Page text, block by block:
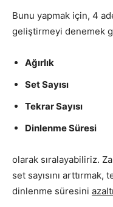
Bunu yapmak için, 4
geliştirmeyi denemek
Ağırlık
Set Sayısı
Tekrar Sayısı
Dinlenme Süresi
olarak sıralayabiliriz.
set sayısını arttırmak,
dinlenme süresini